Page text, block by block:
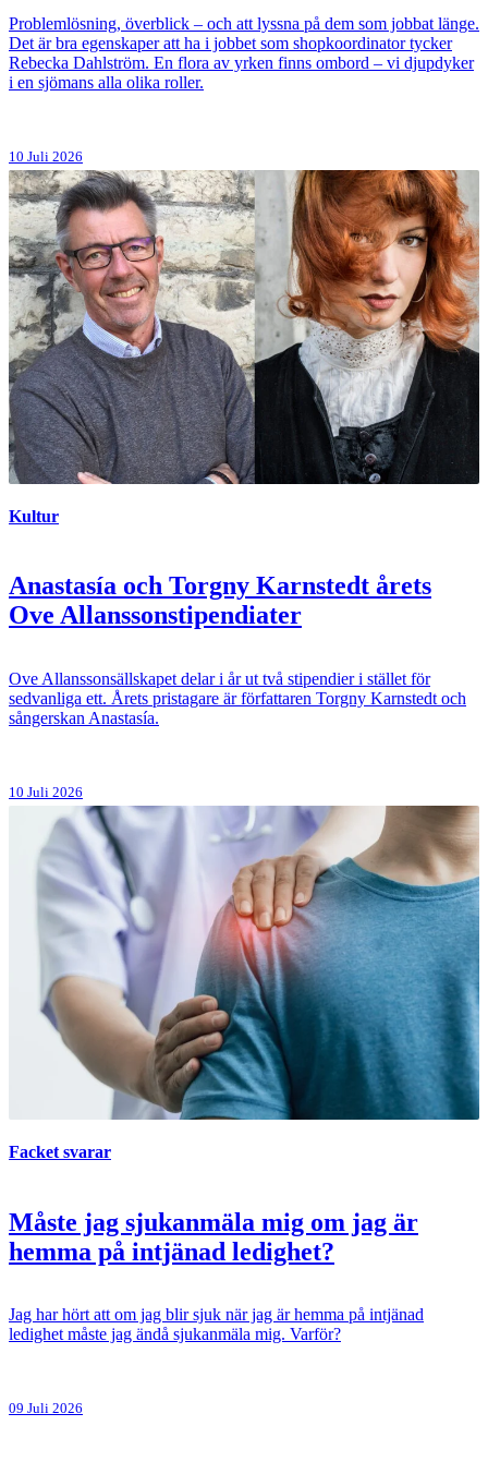
Problemlösning, överblick – och att lyssna på dem som jobbat länge.
Det är bra egenskaper att ha i jobbet som shopkoordinator tycker
Rebecka Dahlström. En flora av yrken finns ombord – vi djupdyker
i en sjömans alla olika roller.
10 Juli 2026
Kultur
Anastasía och Torgny Karnstedt årets
Ove Allanssonstipendiater
Ove Allanssonsällskapet delar i år ut två stipendier i stället för
sedvanliga ett. Årets pristagare är författaren Torgny Karnstedt och
sångerskan Anastasía.
10 Juli 2026
Facket svarar
Måste jag sjukanmäla mig om jag är
hemma på intjänad ledighet?
Jag har hört att om jag blir sjuk när jag är hemma på intjänad
ledighet måste jag ändå sjukanmäla mig. Varför?
09 Juli 2026